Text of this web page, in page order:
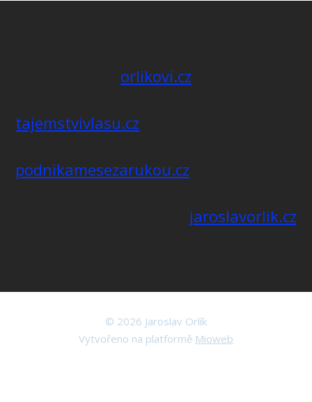
orlikovi.cz
tajemstvivlasu.cz
podnikamesezarukou.cz
jaroslavorlik.cz
© 2026 Jaroslav Orlík
Vytvořeno na platformě Mioweb